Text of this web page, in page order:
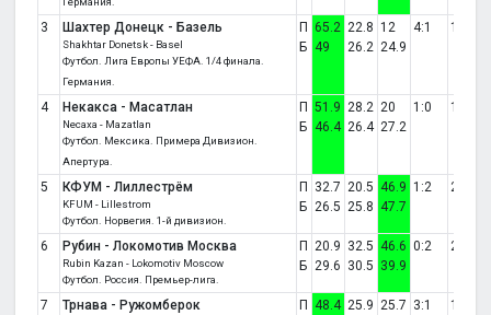
3 Шахтер Донецк - Базель
Shakhtar Donetsk - Basel
Футбол. Лига Европы УЕФА. 1/4 финала.
Германия.
П
Б
65.2
49
22.8
26.2
12
24.9
4:1 1
4 Некакса - Масатлан
Necaxa - Mazatlan
Футбол. Мексика. Примера Дивизион.
Апертура.
П
Б
51.9
46.4
28.2
26.4
20
27.2
1:0 1
5 КФУМ - Лиллестрём
KFUM - Lillestrom
Футбол. Норвегия. 1-й дивизион.
П
Б
32.7
26.5
20.5
25.8
46.9
47.7
1:2 2
6 Рубин - Локомотив Москва
Rubin Kazan - Lokomotiv Moscow
Футбол. Россия. Премьер-лига.
П
Б
20.9
29.6
32.5
30.5
46.6
39.9
0:2 2
7 Трнава - Ружомберок
П
48.4 25.9 25.7 3:1 1